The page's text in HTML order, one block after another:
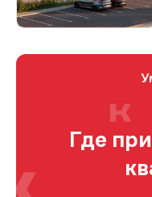
Где